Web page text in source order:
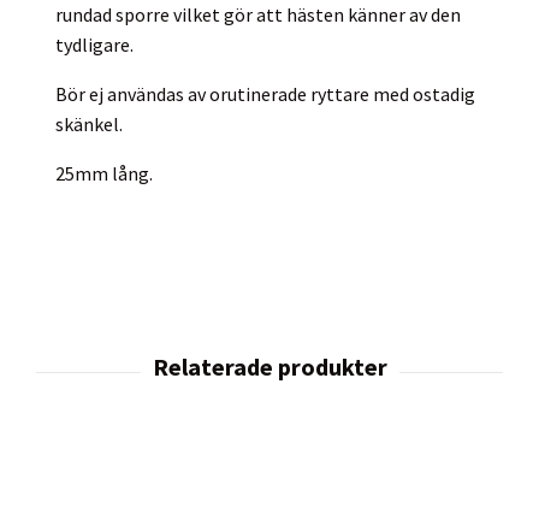
rundad sporre vilket gör att hästen känner av den
tydligare.
Bör ej användas av orutinerade ryttare med ostadig
skänkel.
25mm lång.